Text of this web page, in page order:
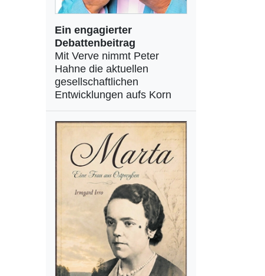
Ein engagierter
Debattenbeitrag
Mit Verve nimmt Peter
Hahne die aktuellen
gesellschaftlichen
Entwicklungen aufs Korn